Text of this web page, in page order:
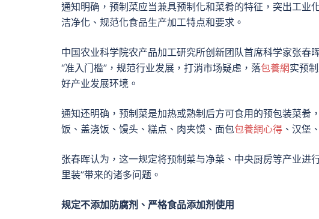
通知明确，预制菜应当兼具预制化和菜肴的特征，突出工业
洁净化、规范化食品生产加工特点和要求。
中国农业科学院农产品加工研究所创新团队首席科学家张春
“准入门槛”，规范行业发展，打消市场疑虑，落包養網实预
好产业发展环境。
通知还明确，预制菜是加热或熟制后方可食用的预包装菜肴
饭、盖浇饭、馒头、糕点、肉夹馍、面包包養網心得 、汉堡
张春晖认为，这一规定将预制菜与净菜、中央厨房等产业进
里装”带来的诸多问题。
规定不添加防腐剂、严格食品添加剂使用